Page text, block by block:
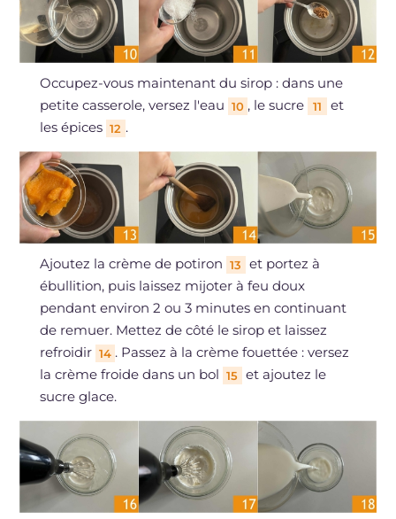
Occupez-vous maintenant du sirop : dans une
petite casserole, versez l'eau 10 , le sucre 11
et
les épices 12 .
Ajoutez la crème de potiron 13
et portez à
ébullition, puis laissez mijoter à feu doux
pendant environ 2 ou 3 minutes en continuant
de remuer. Mettez de côté le sirop et laissez
refroidir 14 . Passez à la crème fouettée : versez
la crème froide dans un bol 15 et ajoutez le
sucre glace.